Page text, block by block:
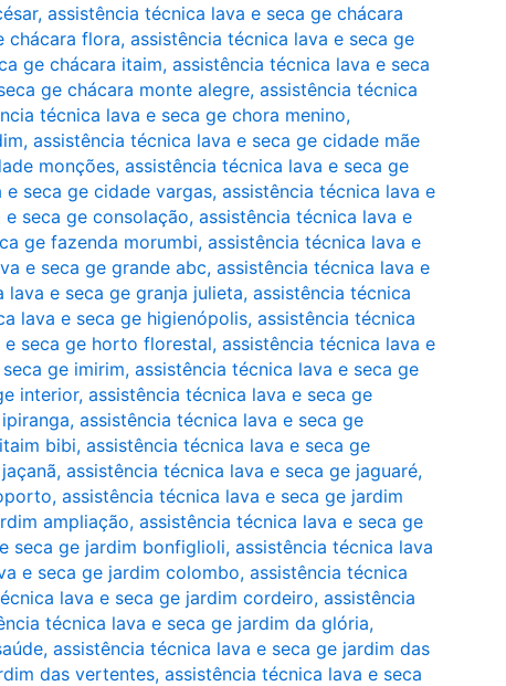
, assistência técnica lava e seca ge chácara
chácara flora, assistência técnica lava e seca ge
ge chácara itaim, assistência técnica lava e seca
ge chácara monte alegre, assistência técnica
técnica lava e seca ge chora menino,
, assistência técnica lava e seca ge cidade mãe
monções, assistência técnica lava e seca ge
seca ge cidade vargas, assistência técnica lava e
seca ge consolação, assistência técnica lava e
ge fazenda morumbi, assistência técnica lava e
e seca ge grande abc, assistência técnica lava e
lava e seca ge granja julieta, assistência técnica
lava e seca ge higienópolis, assistência técnica
seca ge horto florestal, assistência técnica lava e
ge imirim, assistência técnica lava e seca ge
interior, assistência técnica lava e seca ge
, assistência técnica lava e seca ge
bibi, assistência técnica lava e seca ge
, assistência técnica lava e seca ge jaguaré,
, assistência técnica lava e seca ge jardim
ampliação, assistência técnica lava e seca ge
seca ge jardim bonfiglioli, assistência técnica lava
e seca ge jardim colombo, assistência técnica
lava e seca ge jardim cordeiro, assistência
técnica lava e seca ge jardim da glória,
, assistência técnica lava e seca ge jardim das
das vertentes, assistência técnica lava e seca